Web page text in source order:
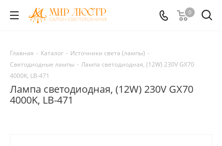
0
Главная - Каталог - Источники света (лампы) -
Светодиодные лампы - Лампа cветодиодная, (12W) 230V GX70
4000K, LB-471
Лампа cветодиодная, (12W) 230V GX70
4000K, LB-471